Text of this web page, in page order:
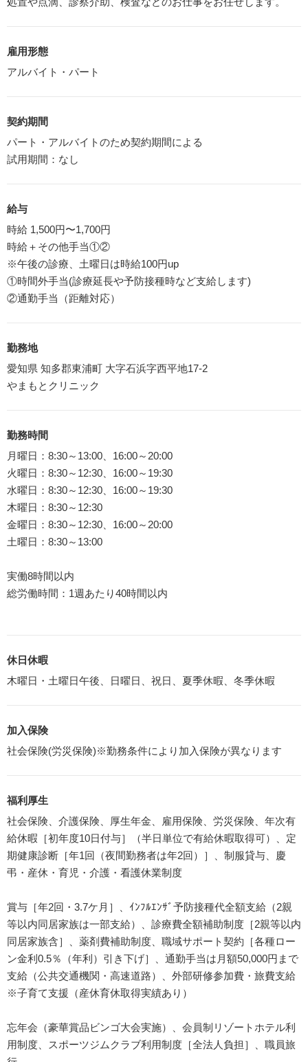
雇用形態
アルバイト・パート
契約期間
パート・アルバイトのため契約期間による
試用期間：なし
給与
時給 1,500円〜1,700円
時給＋その他手当①②
※午後の診療、土曜日は時給100円up
①時間外手当(診療延長や予防接種時など支給します)
②通勤手当（距離対応）
勤務地
愛知県 知多郡東浦町 大字石浜字西平地17-2
やまもとクリニック
勤務時間
月曜日：8:30～13:00、16:00～20:00
火曜日：8:30～12:30、16:00～19:30
水曜日：8:30～12:30、16:00～19:30
木曜日：8:30～12:30
金曜日：8:30～12:30、16:00～20:00
土曜日：8:30～13:00
実働8時間以内
総労働時間：1週あたり40時間以内
休日休暇
木曜日・土曜日午後、日曜日、祝日、夏季休暇、冬季休暇
加入保険
社会保険(労災保険)※勤務条件により加入保険が異なります
福利厚生
社会保険、介護保険、厚生年金、雇用保険、労災保険、年次有
給休暇［初年度10日付与］（半日単位で有給休暇取得可）、定
期健康診断［年1回（夜間勤務者は年2回）］、制服貸与、慶
弔・産休・育児・介護・看護休業制度
賞与［年2回・3.7ケ月］、ｲﾝﾌﾙｴﾝｻﾞ予防接種代全額支給（2親
等以内同居家族は一部支給）、診療費全額補助制度［2親等以内
同居家族含］、薬剤費補助制度、職域サポート契約［各種ロー
ン金利0.5％（年利）引き下げ］、通勤手当は月額50,000円まで
支給（公共交通機関・高速道路）、外部研修参加費・旅費支給
※子育て支援（産休育休取得実績あり）
忘年会（豪華賞品ビンゴ大会実施）、会員制リゾートホテル利
用制度、スポーツジムクラブ利用制度［全法人負担］、職員旅